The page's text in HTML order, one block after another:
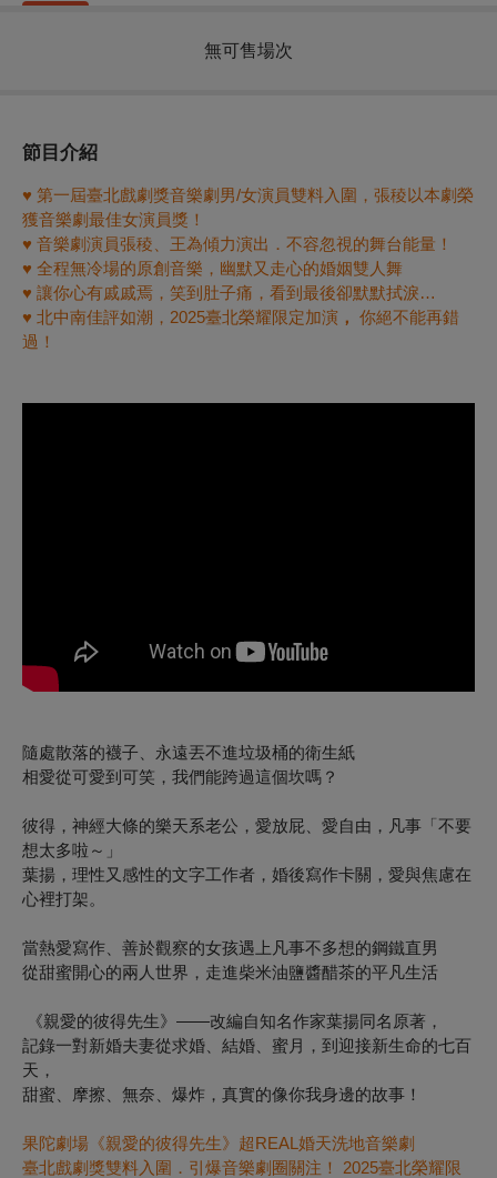
無可售場次
節目介紹
♥ 第一屆臺北戲劇獎音樂劇男/女演員雙料入圍，張稜以本劇榮
獲音樂劇最佳女演員獎！
♥ 音樂劇演員張稜、王為傾力演出．不容忽視的舞台能量！
♥ 全程無冷場的原創音樂，幽默又走心的婚姻雙人舞
♥ 讓你心有戚戚焉，笑到肚子痛，看到最後卻默默拭淚…
♥ 北中南佳評如潮， 2025臺北榮耀限定加演 ， 你絕不能再錯
過！
隨處散落的襪子、永遠丟不進垃圾桶的衛生紙
相愛從可愛到可笑，我們能跨過這個坎嗎？
彼得 ，神經大條的樂天系老公，愛放屁、愛自由，凡事「不要
想太多啦～」
葉揚 ，理性又感性的文字工作者，婚後寫作卡關，愛與焦慮在
心裡打架。
當熱愛寫作、善於觀察的女孩遇上凡事不多想的鋼鐵直男
從甜蜜開心的兩人世界，走進柴米油鹽醬醋茶的平凡生活
《親愛的彼得先生》——改編自知名作家葉揚同名原著，
記錄一對新婚夫妻從求婚、結婚、蜜月，到迎接新生命的七百
天，
甜蜜、摩擦、無奈、爆炸，真實的像你我身邊的故事！
果陀劇場《親愛的彼得先生》超REAL婚天洗地音樂劇
臺北戲劇獎雙料入圍．引爆音樂劇圈關注！
2025臺北榮耀限